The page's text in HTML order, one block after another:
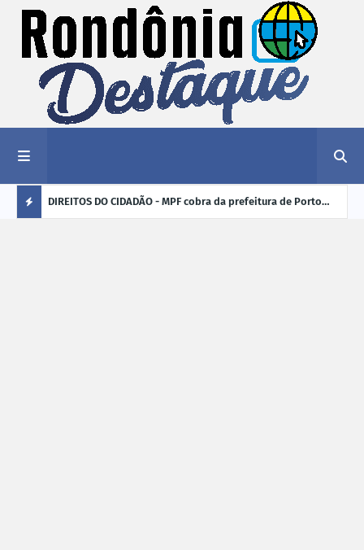
DIREITOS DO CIDADÃO - MPF cobra da prefeitura de Porto